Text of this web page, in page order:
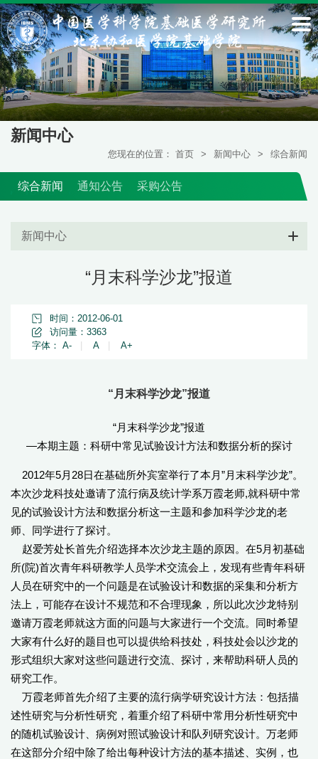
新闻中心
您现在的位置： 首页 > 新闻中心 > 综合新闻
综合新闻 通知公告 采购公告
新闻中心
“月末科学沙龙”报道
时间：2012-06-01
访问量： 3363
字体： A- A A+
“月末科学沙龙”报道
“月末科学沙龙”报道
—本期主题：科研中常见试验设计方法和数据分析的探讨
2012年5月28日在基础所外宾室举行了本月”月末科学沙龙”。
本次沙龙科技处邀请了流行病及统计学系万霞老师,就科研中常
见的试验设计方法和数据分析这一主题和参加科学沙龙的老
师、同学进行了探讨。
赵爱芳处长首先介绍选择本次沙龙主题的原因。在5月初基础
所(院)首次青年科研教学人员学术交流会上，发现有些青年科研
人员在研究中的一个问题是在试验设计和数据的采集和分析方
法上，可能存在设计不规范和不合理现象，所以此次沙龙特别
邀请万霞老师就这方面的问题与大家进行一个交流。同时希望
大家有什么好的题目也可以提供给科技处，科技处会以沙龙的
形式组织大家对这些问题进行交流、探讨，来帮助科研人员的
研究工作。
万霞老师首先介绍了主要的流行病学研究设计方法：包括描
述性研究与分析性研究，着重介绍了科研中常用分析性研究中
的随机试验设计、病例对照试验设计和队列研究设计。万老师
在这部分介绍中除了给出每种设计方法的基本描述、实例，也